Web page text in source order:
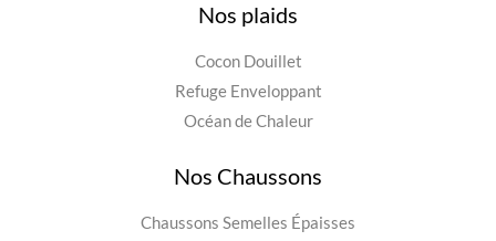
Nos plaids
Cocon Douillet
Refuge Enveloppant
Océan de Chaleur
Nos Chaussons
Chaussons Semelles Épaisses